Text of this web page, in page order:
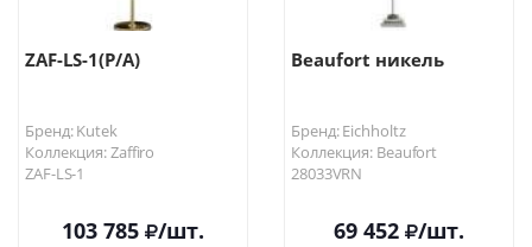
ZAF-LS-1(P/A)
Бренд: Kutek
Коллекция: Zaffiro
ZAF-LS-1
103 785 /шт.
Beaufort никель
Бренд: Eichholtz
Коллекция: Beaufort
28033VRN
69 452 /шт.